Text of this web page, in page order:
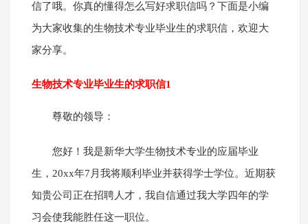
信了哦。你真的懂得怎么写好求职信吗？下面是小编
为大家收集的生物技术专业毕业生的求职信，欢迎大
家分享。
生物技术专业毕业生的求职信1
尊敬的领导：
您好！我是新华大学生物技术专业的应届毕业
生，20xx年7月我将顺利毕业并获得学士学位。近期获
知贵公司正在招聘人才，我自信通过我大学四年的学
习会使我能胜任这一职位。